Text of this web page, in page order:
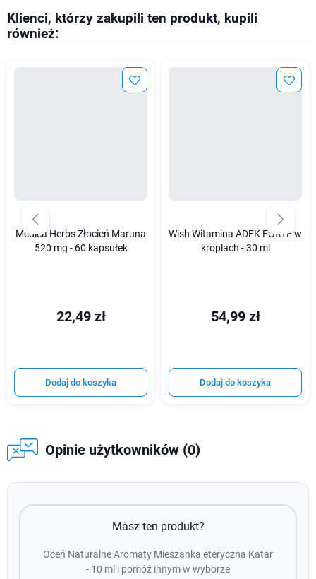
Klienci, którzy zakupili ten produkt, kupili
również:
Medica Herbs Złocień Maruna
520 mg - 60 kapsułek
22,49 zł
Dodaj do koszyka
Wish Witamina ADEK FORTE w
kroplach - 30 ml
54,99 zł
Dodaj do koszyka
Opinie użytkowników (0)
Masz ten produkt?
Oceń Naturalne Aromaty Mieszanka eteryczna Katar
- 10 ml i pomóż innym w wyborze